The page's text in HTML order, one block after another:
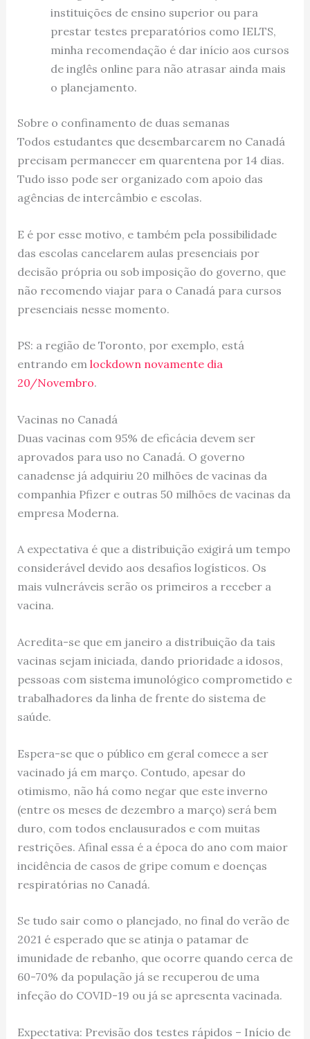
instituições de ensino superior ou para
prestar testes preparatórios como IELTS,
minha recomendação é dar início aos cursos
de inglês online para não atrasar ainda mais
o planejamento.
Sobre o confinamento de duas semanas
Todos estudantes que desembarcarem no Canadá
precisam permanecer em quarentena por 14 dias.
Tudo isso pode ser organizado com apoio das
agências de intercâmbio e escolas.
E é por esse motivo, e também pela possibilidade
das escolas cancelarem aulas presenciais por
decisão própria ou sob imposição do governo, que
não recomendo viajar para o Canadá para cursos
presenciais nesse momento.
PS: a região de Toronto, por exemplo, está
entrando em lockdown novamente dia
20/Novembro.
Vacinas no Canadá
Duas vacinas com 95% de eficácia devem ser
aprovados para uso no Canadá. O governo
canadense já adquiriu 20 milhões de vacinas da
companhia Pfizer e outras 50 milhões de vacinas da
empresa Moderna.
A expectativa é que a distribuição exigirá um tempo
considerável devido aos desafios logísticos. Os
mais vulneráveis serão os primeiros a receber a
vacina.
Acredita-se que em janeiro a distribuição da tais
vacinas sejam iniciada, dando prioridade a idosos,
pessoas com sistema imunológico comprometido e
trabalhadores da linha de frente do sistema de
saúde.
Espera-se que o público em geral comece a ser
vacinado já em março. Contudo, apesar do
otimismo, não há como negar que este inverno
(entre os meses de dezembro a março) será bem
duro, com todos enclausurados e com muitas
restrições. Afinal essa é a época do ano com maior
incidência de casos de gripe comum e doenças
respiratórias no Canadá.
Se tudo sair como o planejado, no final do verão de
2021 é esperado que se atinja o patamar de
imunidade de rebanho, que ocorre quando cerca de
60-70% da população já se recuperou de uma
infeção do COVID-19 ou já se apresenta vacinada.
Expectativa: Previsão dos testes rápidos – Início de